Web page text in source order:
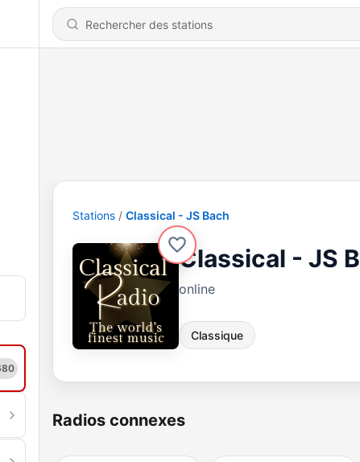
Stations Classical - JS Bach
Classical - JS
online
Classique
Radios connexes